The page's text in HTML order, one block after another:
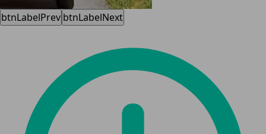
btnLabelPrev btnLabelNext